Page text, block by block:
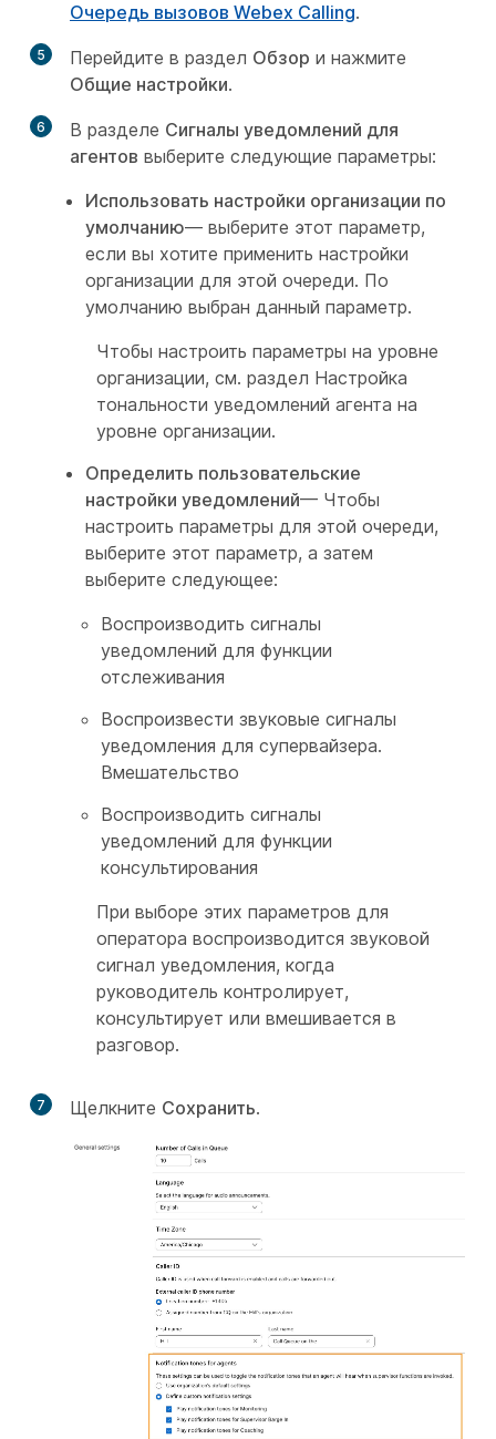
Очередь вызовов Webex Calling.
5 Перейдите в раздел Обзор и нажмите
Общие настройки.
6 В разделе Сигналы уведомлений для
агентов выберите следующие параметры:
Использовать настройки организации по
умолчанию— выберите этот параметр,
если вы хотите применить настройки
организации для этой очереди. По
умолчанию выбран данный параметр.
Чтобы настроить параметры на уровне
организации, см. раздел Настройка
тональности уведомлений агента на
уровне организации.
Определить пользовательские
настройки уведомлений— Чтобы
настроить параметры для этой очереди,
выберите этот параметр, а затем
выберите следующее:
Воспроизводить сигналы
уведомлений для функции
отслеживания
Воспроизвести звуковые сигналы
уведомления для супервайзера.
Вмешательство
Воспроизводить сигналы
уведомлений для функции
консультирования
При выборе этих параметров для
оператора воспроизводится звуковой
сигнал уведомления, когда
руководитель контролирует,
консультирует или вмешивается в
разговор.
7 Щелкните Сохранить.